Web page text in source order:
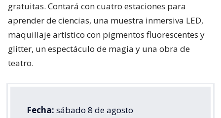
gratuitas. Contará con cuatro estaciones para
aprender de ciencias, una muestra inmersiva LED,
maquillaje artístico con pigmentos fluorescentes y
glitter, un espectáculo de magia y una obra de
teatro.
Fecha: sábado 8 de agosto